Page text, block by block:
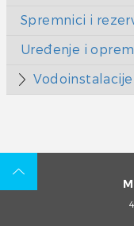
Spremnici i
Uređenje i